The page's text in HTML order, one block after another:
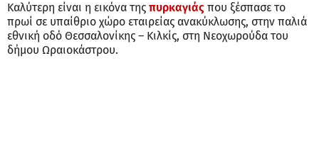
Καλύτερη είναι η εικόνα της πυρκαγιάς που ξέσπασε το
πρωί σε υπαίθριο χώρο εταιρείας ανακύκλωσης, στην παλιά
εθνική οδό Θεσσαλονίκης – Κιλκίς, στη Νεοχωρούδα του
δήμου Ωραιοκάστρου.